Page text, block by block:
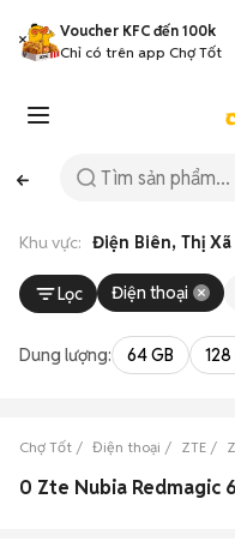
Voucher KFC đến 100k
Chỉ có trên app Chợ Tốt
Khu vực: Điện Biên, Thị
Lọc Điện thoại
Dung lượng: 64 GB 128
Chợ Tốt Điện thoại ZTE